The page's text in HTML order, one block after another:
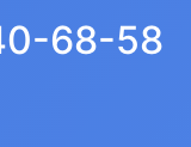
68-58